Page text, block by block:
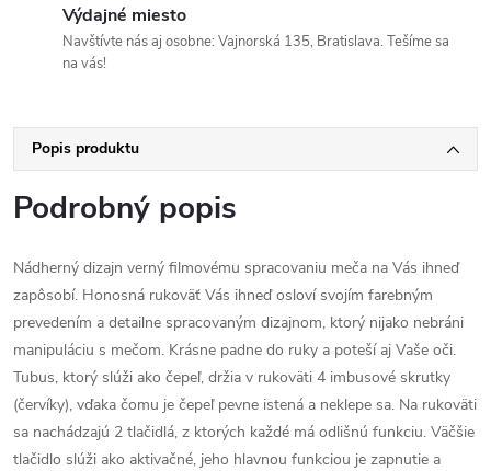
Výdajné miesto
Navštívte nás aj osobne: Vajnorská 135, Bratislava. Tešíme sa
na vás!
Popis produktu
Podrobný popis
Nádherný dizajn verný filmovému spracovaniu meča na Vás ihneď
zapôsobí. Honosná rukoväť Vás ihneď osloví svojím farebným
prevedením a detailne spracovaným dizajnom, ktorý nijako nebráni
manipuláciu s mečom. Krásne padne do ruky a poteší aj Vaše oči.
Tubus, ktorý slúži ako čepeľ, držia v rukoväti 4 imbusové skrutky
(červíky), vďaka čomu je čepeľ pevne istená a neklepe sa. Na rukoväti
sa nachádzajú 2 tlačidlá, z ktorých každé má odlišnú funkciu. Väčšie
tlačidlo slúži ako aktivačné, jeho hlavnou funkciou je zapnutie a